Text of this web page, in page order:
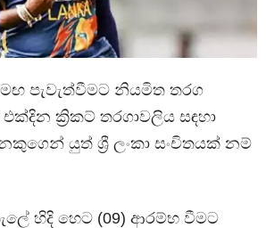
පැවැත්වීමට නියමිත තරග
ක්‍රිකට් තරගාවලිය සඳහා
යුත් ශ්‍රී ලංකා සංචිතයක් නම්
හිදි හෙට (09) ආරම්භ වීමට